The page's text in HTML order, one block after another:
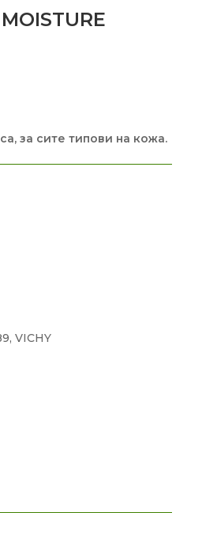
за сите типови на кожа.
, VICHY